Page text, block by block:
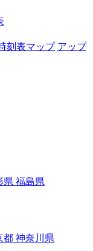
刻表マップ アップ
県 福島県
都 神奈川県